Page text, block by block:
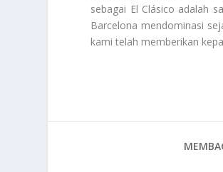
sebagai El Clásico adalah
Barcelona mendominasi
kami telah memberikan